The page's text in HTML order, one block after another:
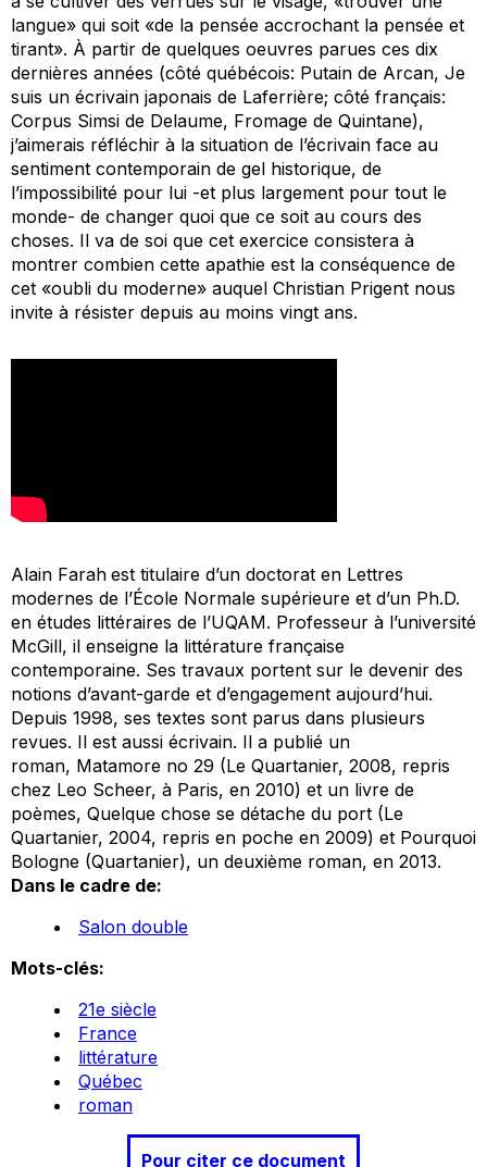
langue» qui soit «de la pensée accrochant la pensée et
tirant». À partir de quelques oeuvres parues ces dix
dernières années (côté québécois: Putain de Arcan, Je
suis un écrivain japonais de Laferrière; côté français:
Corpus Simsi de Delaume, Fromage de Quintane),
j’aimerais réfléchir à la situation de l’écrivain face au
sentiment contemporain de gel historique, de
l’impossibilité pour lui -et plus largement pour tout le
monde- de changer quoi que ce soit au cours des
choses. Il va de soi que cet exercice consistera à
montrer combien cette apathie est la conséquence de
cet «oubli du moderne» auquel Christian Prigent nous
invite à résister depuis au moins vingt ans.
Alain Farah est titulaire d’un doctorat en Lettres
modernes de l’École Normale supérieure et d’un Ph.D.
en études littéraires de l’UQAM. Professeur à l’université
McGill, il enseigne la littérature française
contemporaine. Ses travaux portent sur le devenir des
notions d’avant-garde et d’engagement aujourd’hui.
Depuis 1998, ses textes sont parus dans plusieurs
revues. Il est aussi écrivain. Il a publié un
roman, Matamore no 29 (Le Quartanier, 2008, repris
chez Leo Scheer, à Paris, en 2010) et un livre de
poèmes, Quelque chose se détache du port (Le
Quartanier, 2004, repris en poche en 2009) et Pourquoi
Bologne (Quartanier), un deuxième roman, en 2013.
Dans le cadre de:
Salon double
Mots-clés:
21e siècle
France
littérature
Québec
roman
Pour citer ce document